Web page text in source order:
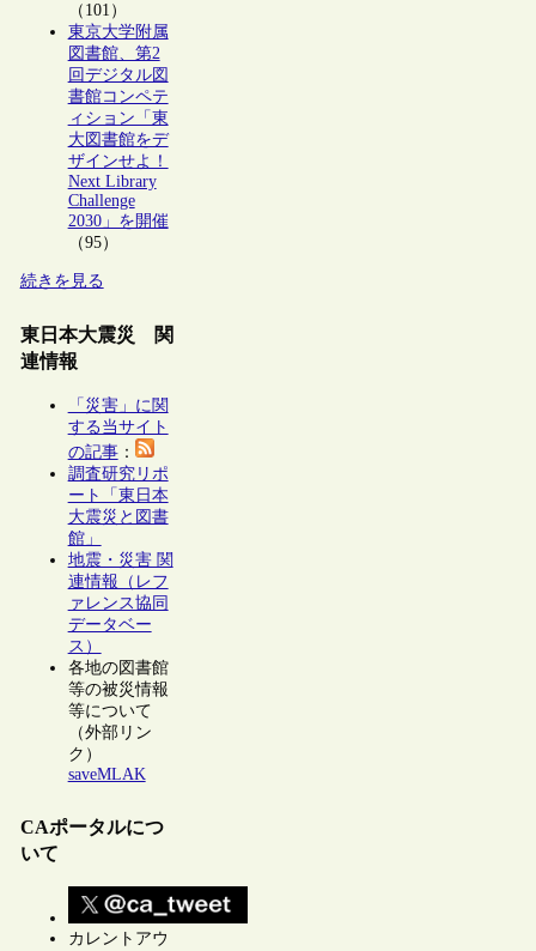
（101）
東京大学附属
図書館、第2
回デジタル図
書館コンペテ
ィション「東
大図書館をデ
ザインせよ！
Next Library
Challenge
2030」を開催
（95）
続きを見る
東日本大震災 関
連情報
「災害」に関
する当サイト
の記事：
調査研究リポ
ート「東日本
大震災と図書
館」
地震・災害 関
連情報（レフ
ァレンス協同
データベー
ス）
各地の図書館
等の被災情報
等について
（外部リン
ク）
saveMLAK
CAポータルにつ
いて
カレントアウ